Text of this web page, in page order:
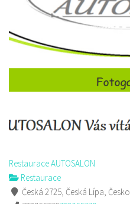
Restaurace AUTOSALON
Restaurace
Česká 2725, Česká Lípa, Česko